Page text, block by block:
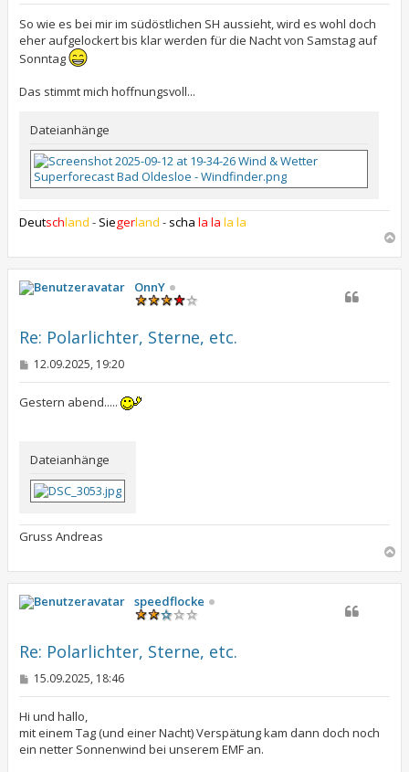
t
r
a
g
So wie es bei mir im südöstlichen SH aussieht, wird es wohl doch
eher aufgelockert bis klar werden für die Nacht von Samstag auf
Sonntag
Das stimmt mich hoffnungsvoll...
Dateianhänge
Deutschland - Siegerland - scha la la la la
c
OnnY
Re: Polarlichter, Sterne, etc.
B
t
12.09.2025, 19:20
Gestern abend.....
Dateianhänge
Gruss Andreas
c
speedflocke
Re: Polarlichter, Sterne, etc.
B
t
r
a
g
15.09.2025, 18:46
Hi und hallo,
mit einem Tag (und einer Nacht) Verspätung kam dann doch noch
ein netter Sonnenwind bei unserem EMF an.